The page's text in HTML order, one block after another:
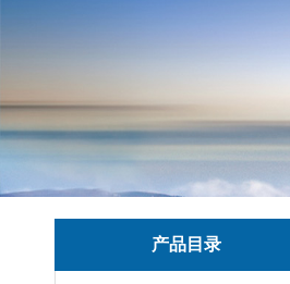
产品目录